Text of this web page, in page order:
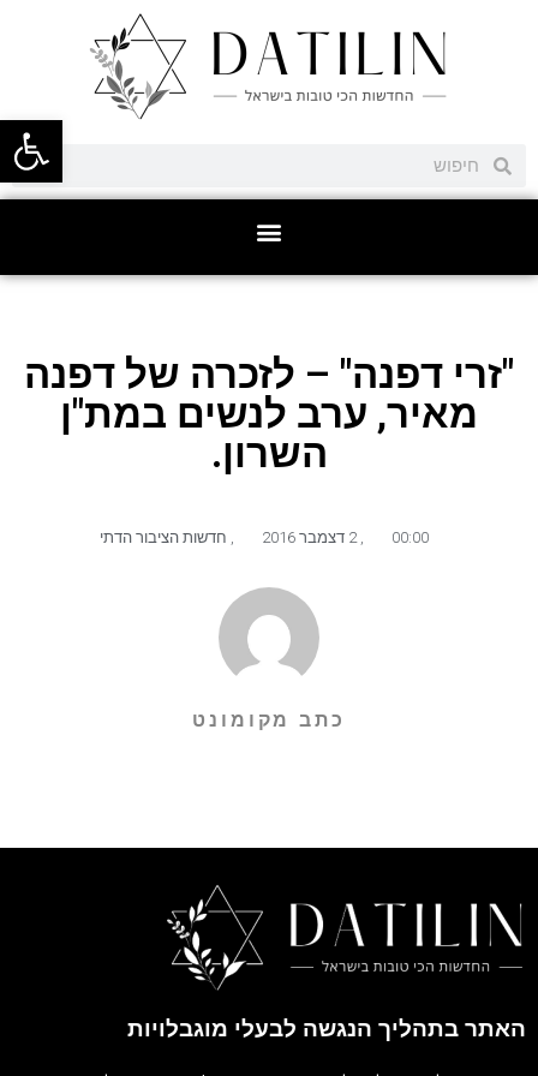
פתח
"זרי דפנה" – לזכרה של דפנה
מאיר, ערב לנשים במת"ן
השרון.
00:00
, 2 דצמבר 2016 , חדשות הציבור הדתי
כתב מקומונט
האתר בתהליך הנגשה לבעלי מוגבלויות